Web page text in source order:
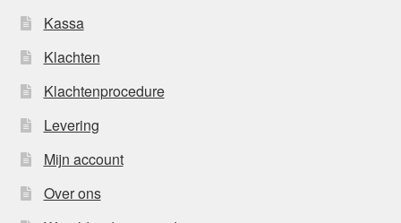
Kassa
Klachten
Klachtenprocedure
Levering
Mijn account
Over ons